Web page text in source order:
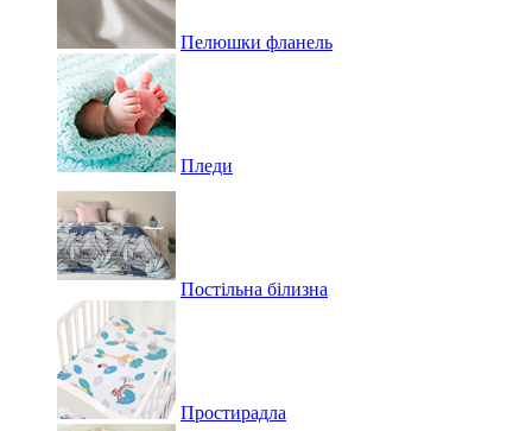
Пелюшки фланель
Пледи
Постільна білизна
Простирадла